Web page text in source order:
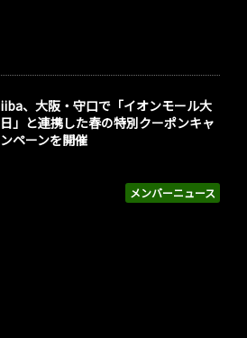
メンバーニュース
iiba、大阪・守口で「イオンモール大
日」と連携した春の特別クーポンキャ
ンペーンを開催